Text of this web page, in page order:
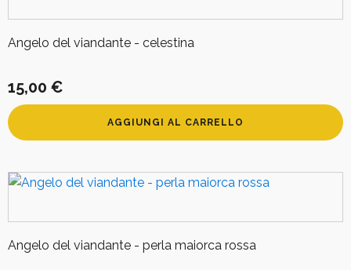
Angelo del viandante - celestina
15,00 €
AGGIUNGI AL CARRELLO
Angelo del viandante - perla maiorca rossa